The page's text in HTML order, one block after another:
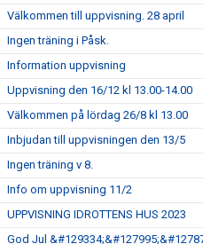
Välkommen till uppvisning. 28 april
Ingen träning i Påsk.
Information uppvisning
Uppvisning den 16/12 kl 13.00-14.00
Välkommen på lördag 26/8 kl 13.00
Inbjudan till uppvisningen den 13/5
Ingen träning v 8.
Info om uppvisning 11/2
UPPVISNING IDROTTENS HUS 2023
God Jul